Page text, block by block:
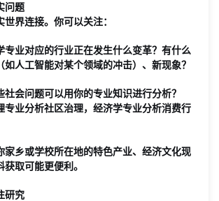
问题
界连接。你可以关注：
专业对应的行业正在发生什么变革？有什么
人工智能对某个领域的冲击）、新现象？
社会问题可以用你的专业知识进行分析？
专业分析社区治理，经济学专业分析消费行
家乡或学校所在地的特色产业、经济文化现
取可能更便利。
研究